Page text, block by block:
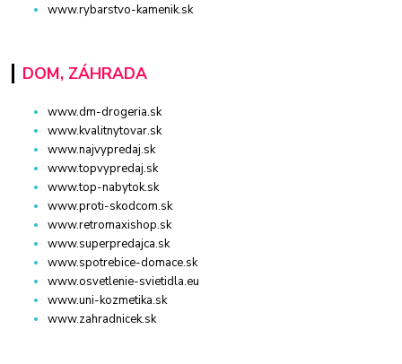
www.rybarstvo-kamenik.sk
DOM, ZÁHRADA
www.dm-drogeria.sk
www.kvalitnytovar.sk
www.najvypredaj.sk
www.topvypredaj.sk
www.top-nabytok.sk
www.proti-skodcom.sk
www.retromaxishop.sk
www.superpredajca.sk
www.spotrebice-domace.sk
www.osvetlenie-svietidla.eu
www.uni-kozmetika.sk
www.zahradnicek.sk